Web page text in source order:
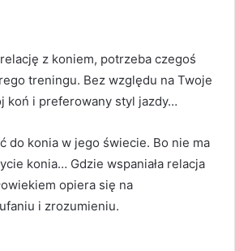
z koniem, potrzeba czegoś
treningu. Bez względu na Twoje
koń i preferowany styl jazdy…
do konia w jego świecie. Bo nie ma
konia… Gdzie wspaniała relacja
opiera się na
i zrozumieniu.